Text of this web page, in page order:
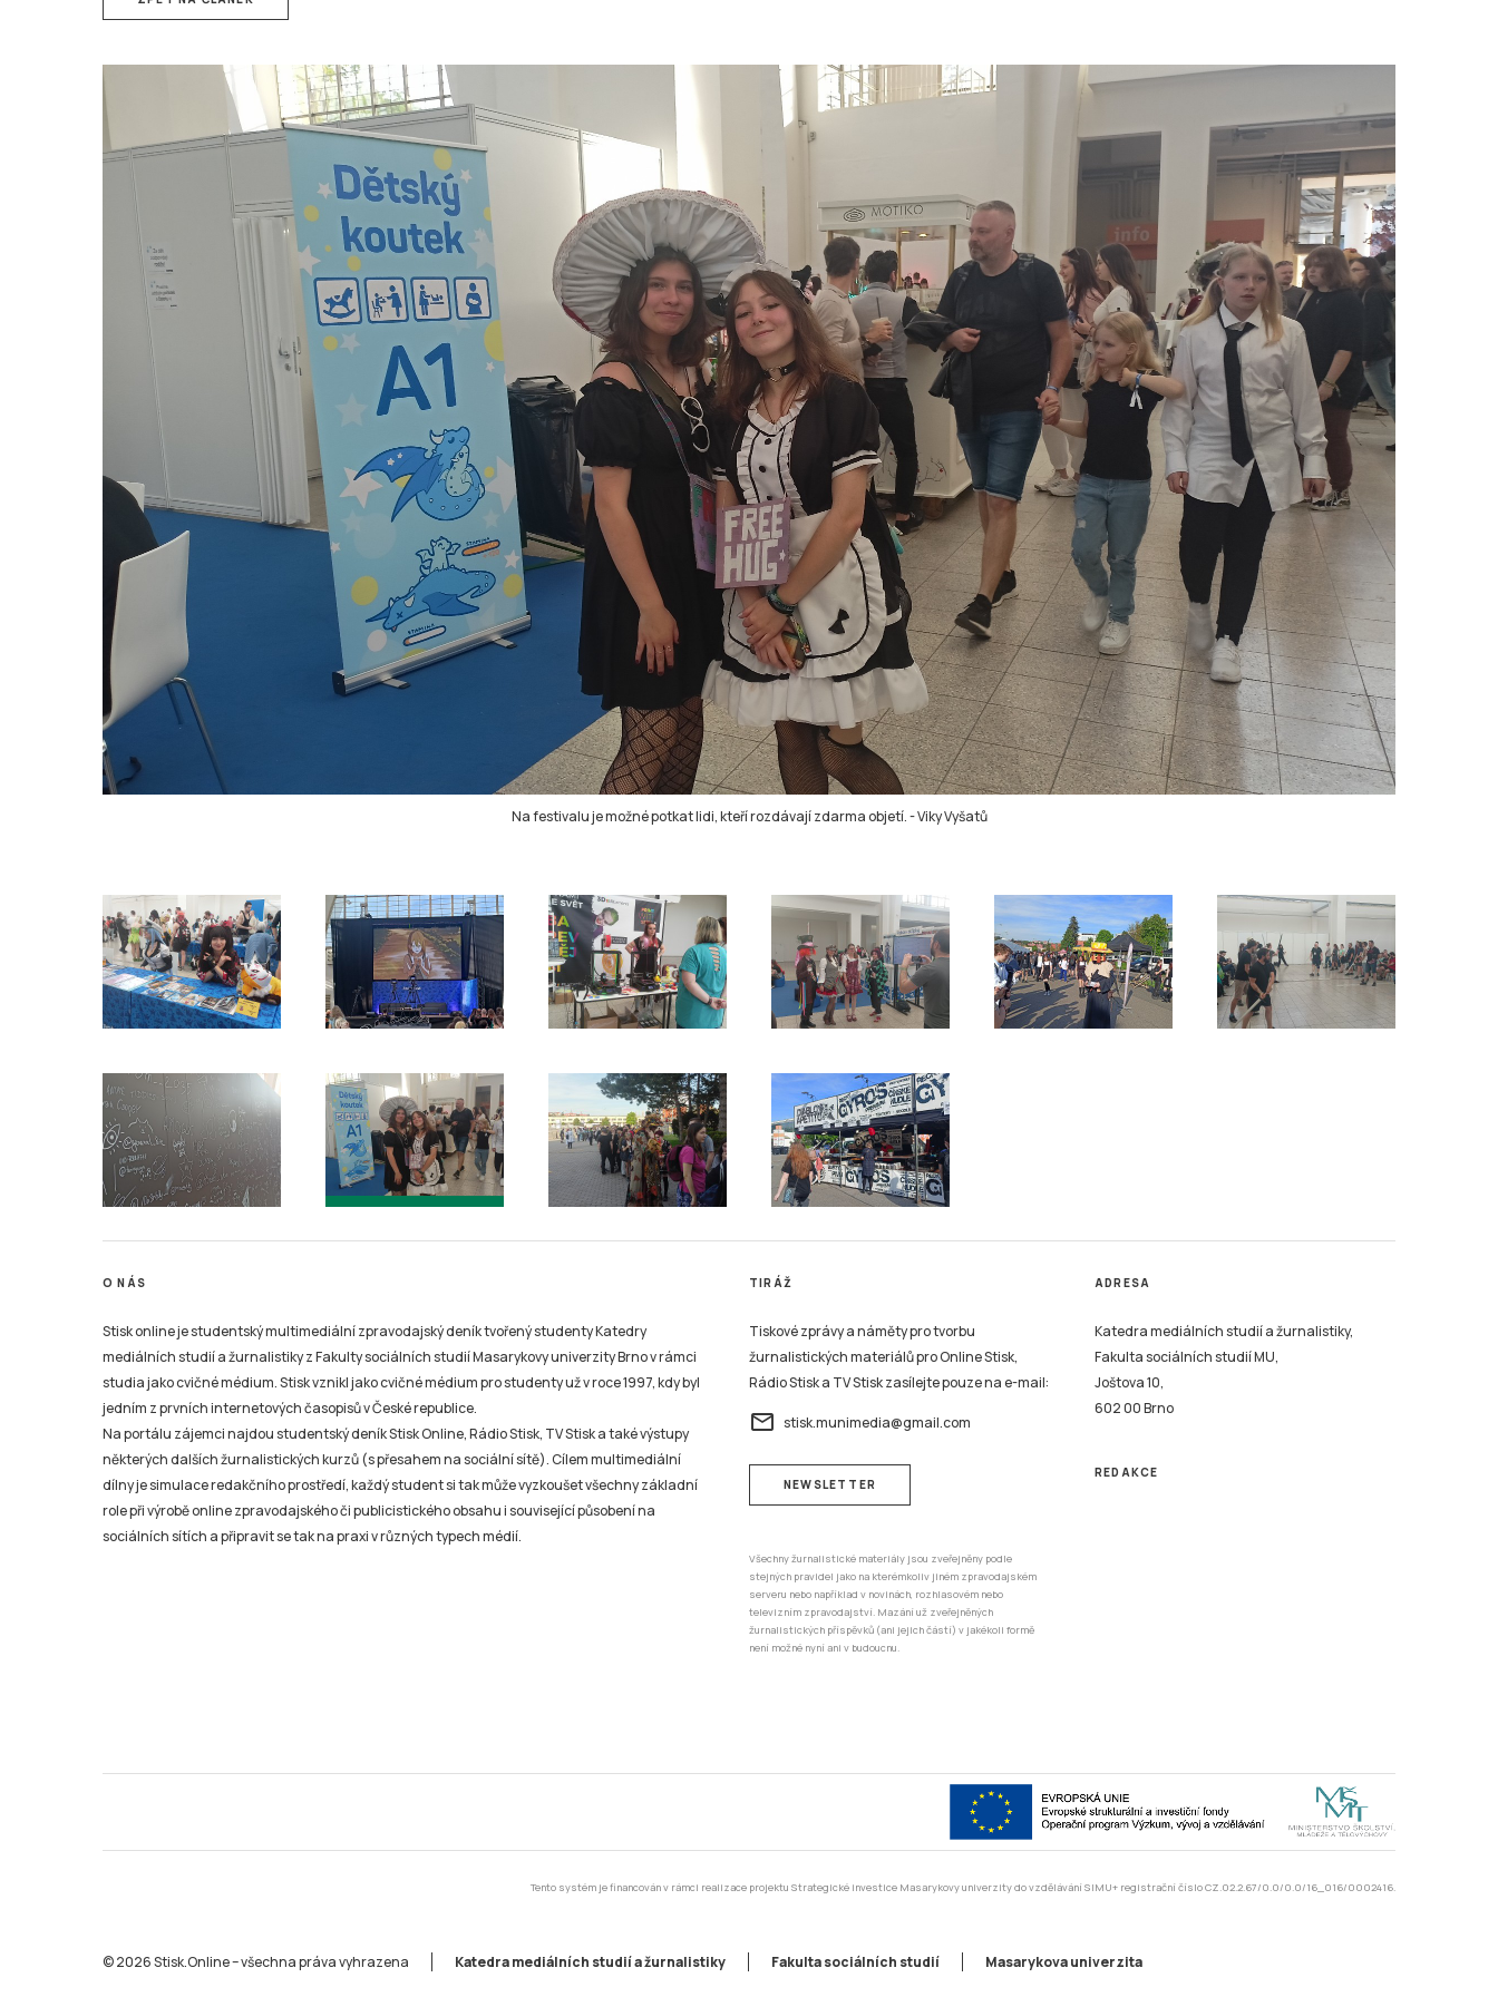
Na festivalu je možné potkat lidi, kteří rozdávají zdarma objetí.-Viky Vyšatů
O NÁS
Stisk online je studentský multimediální zpravodajský deník tvořený studenty Katedry
mediálních studií a žurnalistiky z Fakulty sociálních studií Masarykovy univerzity Brno v rámci
studia jako cvičné médium. Stisk vznikl jako cvičné médium pro studenty už v roce 1997, kdy byl
jedním z prvních internetových časopisů v České republice.
Na portálu zájemci najdou studentský deník Stisk Online, Rádio Stisk, TV Stisk a také výstupy
některých dalších žurnalistických kurzů (s přesahem na sociální sítě). Cílem multimediální
dílny je simulace redakčního prostředí, každý student si tak může vyzkoušet všechny základní
role při výrobě online zpravodajského či publicistického obsahu i související působení na
sociálních sítích a připravit se tak na praxi v různých typech médií.
TIRÁŽ
Tiskové zprávy a náměty pro tvorbu
žurnalistických materiálů pro Online Stisk,
Rádio Stisk a TV Stisk zasílejte pouze na e-mail:
email stisk.munimedia@gmail.com
NEWSLETTER
Všechny žurnalistické materiály jsou zveřejněny podle
stejných pravidel jako na kterémkoliv jiném zpravodajském
serveru nebo například v novinách, rozhlasovém nebo
televizním zpravodajství. Mazání už zveřejněných
žurnalistických příspěvků (ani jejich částí) v jakékoli formě
není možné nyní ani v budoucnu.
ADRESA
Katedra mediálních studií a žurnalistiky,
Fakulta sociálních studií MU,
Joštova 10,
602 00 Brno
REDAKCE
Tento systém je financován v rámci realizace projektu Strategické investice Masarykovy univerzity do vzdělávání SIMU+ registrační číslo CZ.02.2.67/0.0/0.0/16_016/0002416.
© 2026 Stisk.Online – všechna práva vyhrazena Katedra mediálních studií a žurnalistiky Fakulta sociálních studií Masarykova univerzita